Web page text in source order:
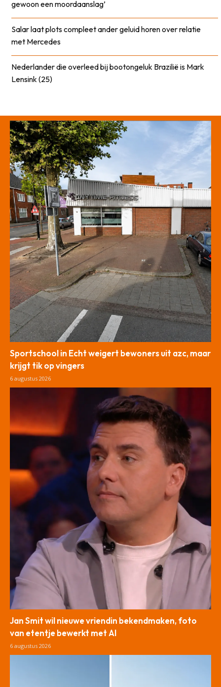
gewoon een moordaanslag’
Salar laat plots compleet ander geluid horen over relatie
met Mercedes
Nederlander die overleed bij bootongeluk Brazilië is Mark
Lensink (25)
Sportschool in Echt weigert bewoners uit azc, maar
krijgt tik op vingers
6 augustus 2026
Jan Smit wil nieuwe vriendin bekendmaken, foto
van etentje bewerkt met AI
6 augustus 2026